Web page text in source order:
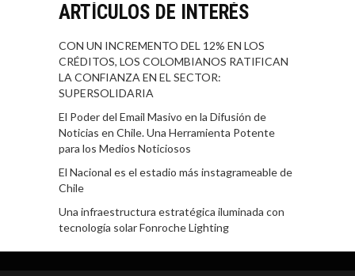
ARTÍCULOS DE INTERÉS
CON UN INCREMENTO DEL 12% EN LOS
CRÉDITOS, LOS COLOMBIANOS RATIFICAN
LA CONFIANZA EN EL SECTOR:
SUPERSOLIDARIA
El Poder del Email Masivo en la Difusión de
Noticias en Chile. Una Herramienta Potente
para los Medios Noticiosos
El Nacional es el estadio más instagrameable de
Chile
Una infraestructura estratégica iluminada con
tecnología solar Fonroche Lighting